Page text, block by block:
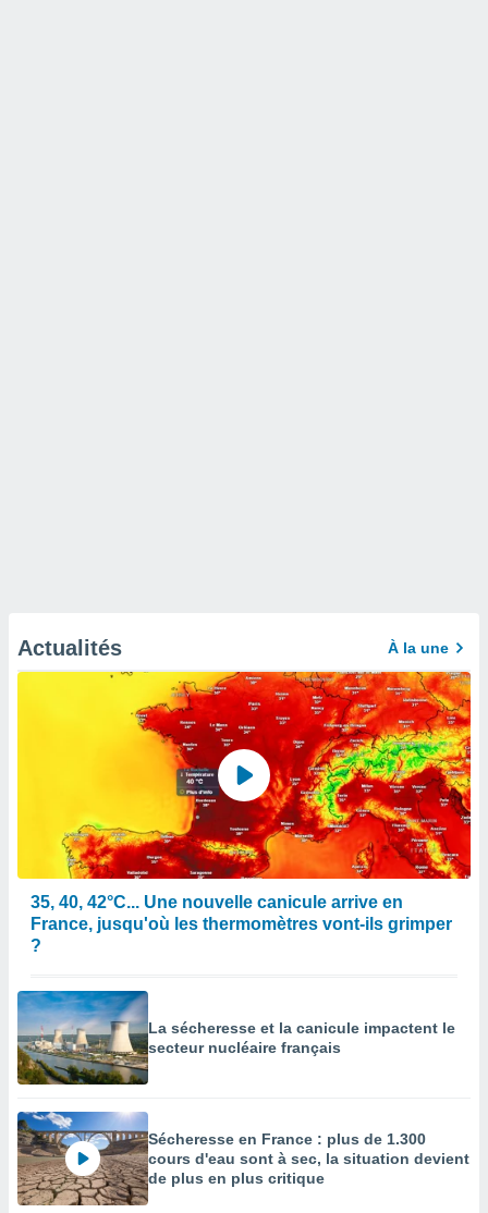
Actualités À la une
35, 40, 42°C... Une nouvelle canicule arrive en
France, jusqu'où les thermomètres vont-ils grimper
?
La sécheresse et la canicule impactent le
secteur nucléaire français
Sécheresse en France : plus de 1.300
cours d'eau sont à sec, la situation devient
de plus en plus critique